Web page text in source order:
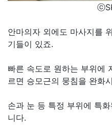
안마의자 외에도 마사지를
기들이 있죠.
빠른 속도로 원하는 부위에
르면 승모근의 뭉침을 완화
손과 눈 등 특정 부위에 특
니다.